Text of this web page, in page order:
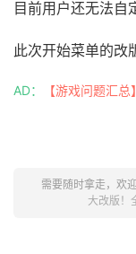
目前用户还无法自
此次开始菜单的改
AD： 【游戏问题汇总】
需要随时拿走，欢迎
大改版！